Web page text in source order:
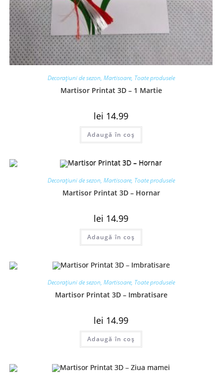
Decorațiuni de sezon, Martisoare, Toate produsele
Martisor Printat 3D – 1 Martie
lei 14.99
Adaugă în coș
Decorațiuni de sezon, Martisoare, Toate produsele
Martisor Printat 3D – Hornar
lei 14.99
Adaugă în coș
Decorațiuni de sezon, Martisoare, Toate produsele
Martisor Printat 3D – Imbratisare
lei 14.99
Adaugă în coș